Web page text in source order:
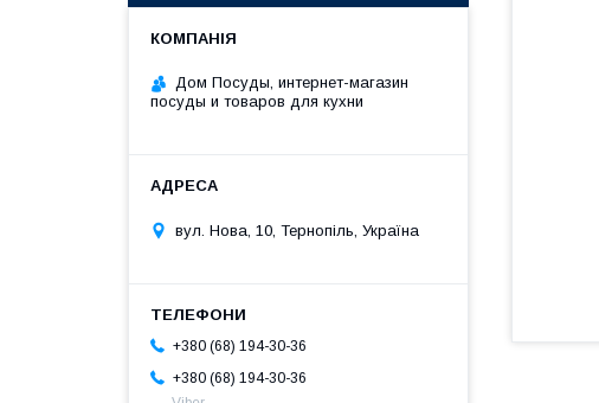
Дом Посуды, интернет-магазин
посуды и товаров для кухни
вул. Нова, 10, Тернопіль, Україна
+380 (68) 194-30-36
+380 (68) 194-30-36